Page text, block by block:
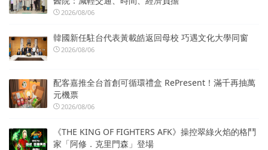
2026/08/06
韓國新任駐台代表黃載皓返回母校 巧遇文化大學同窗
2026/08/06
配客嘉推全台首創可循環禮盒 RePresent！滿千再抽萬
元機票
2026/08/06
《THE KING OF FIGHTERS AFK》操控翠綠火焰的格鬥
家「阿修．克里門森」登場